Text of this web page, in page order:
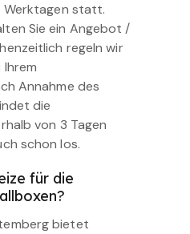
Werktagen statt.
Sie ein Angebot /
regeln wir
Annahme des
die
von 3 Tagen
schon los.
für die
bietet